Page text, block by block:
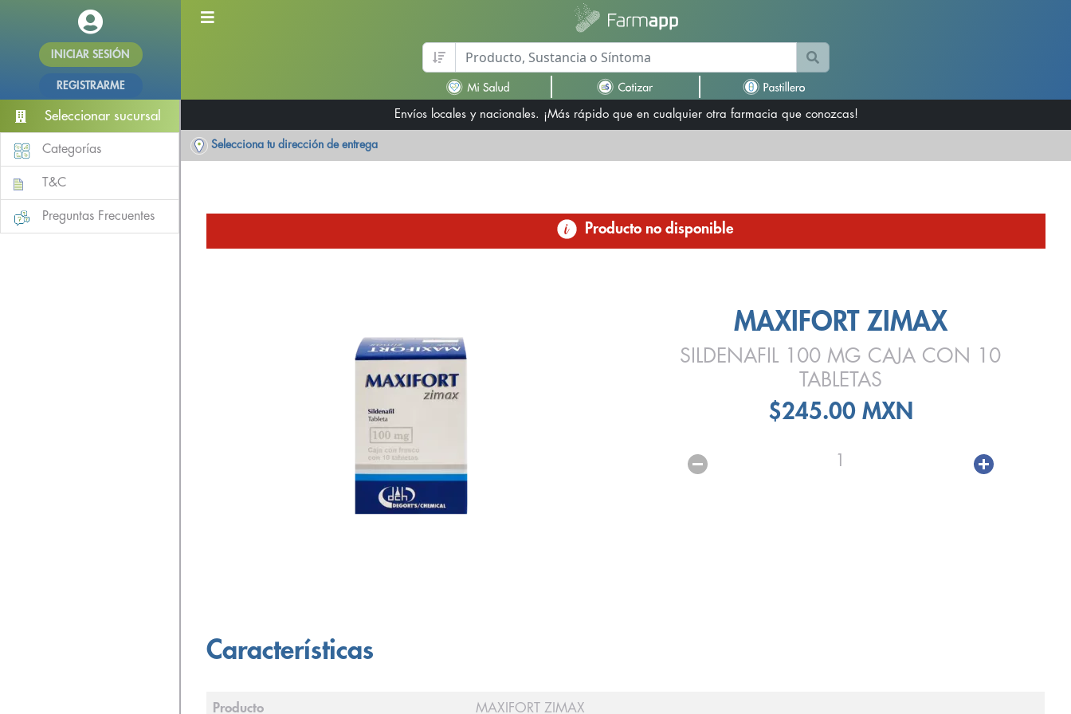
INICIAR SESIÓN
REGISTRARME
Seleccionar sucursal
Categorías
T&C
Preguntas Frecuentes
Envíos locales y nacionales. ¡Más rápido que en cualquier otra farmacia que conozcas!
Selecciona tu dirección de entrega
Producto no disponible
MAXIFORT ZIMAX
SILDENAFIL 100 MG CAJA CON 10
TABLETAS
$245.00 MXN
1
Características
Producto MAXIFORT ZIMAX